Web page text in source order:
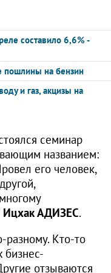
составило 6,6% -
пошлины на бензин
и газ, акцизы на
семинар
названием:
его человек,
Ицхак АДИЗЕС.
разному. Кто-то
бизнес-
отзываются